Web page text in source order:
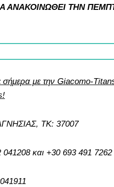
ΑΝΑΚΟΙΝΩΘΕΙ ΤΗΝ
σήμερα με την Giacomo-
ΤΚ: 37007
και +30 693 491 7262